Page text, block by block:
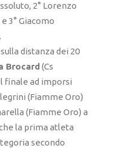
2° Lorenzo
3° Giacomo
distanza dei 20
Brocard (Cs
finale ad imporsi
(Fiamme Oro)
(Fiamme Oro) a
la prima atleta
secondo